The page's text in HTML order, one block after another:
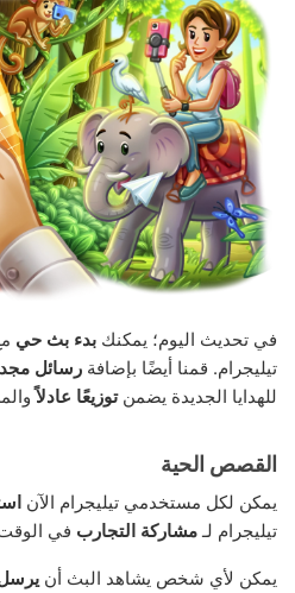
في تحديث اليوم؛ يمكنك بدء بث حي
تيليجرام. قمنا أيضًا بإضافة رسائل
للهدايا الجديدة يضمنتوزيعًا عادلاً
القصص الحية
يمكن لكل مستخدمي تيليجرام الآن
تيليجرام لـ مشاركة التجارب في
يمكن لأي شخص يشاهد البث أن